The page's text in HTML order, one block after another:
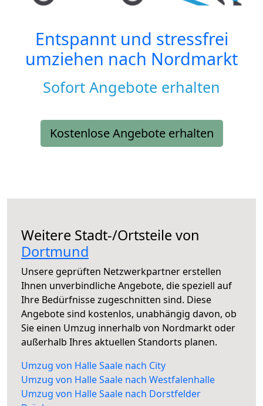
Entspannt und stressfrei
umziehen nach Nordmarkt
Sofort Angebote erhalten
Kostenlose Angebote erhalten
Weitere Stadt-/Ortsteile von
Dortmund
Unsere geprüften Netzwerkpartner erstellen
Ihnen unverbindliche Angebote, die speziell auf
Ihre Bedürfnisse zugeschnitten sind. Diese
Angebote sind kostenlos, unabhängig davon, ob
Sie einen Umzug innerhalb von Nordmarkt oder
außerhalb Ihres aktuellen Standorts planen.
Umzug von Halle Saale nach City
Umzug von Halle Saale nach Westfalenhalle
Umzug von Halle Saale nach Dorstfelder